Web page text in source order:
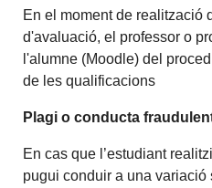
En el moment de realització
d'avaluació, el professor o
l'alumne (Moodle) del
de les qualificacions
Plagi o conducta
En cas que l’estudiant
pugui conduir a una variació